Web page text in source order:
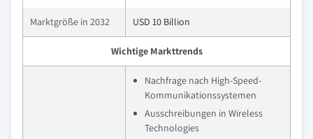
Marktgröße in 2032 USD 10 Billion
Wichtige Markttrends
Nachfrage nach High-Speed-
Kommunikationssystemen
Ausschreibungen in Wireless
Technologies